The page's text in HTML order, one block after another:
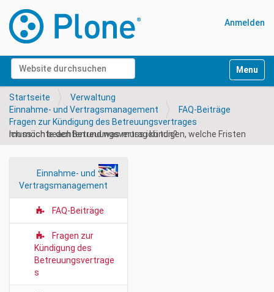
Website durchsuchen
Erweiterte Suche…
Anmelden
Startseite
Verwaltung
Einnahme- und Vertragsmanagement
FAQ-Beiträge
Fragen zur Kündigung des Betreuungsvertrages
Ich möchte den Betreuungsvertrag kündigen, welche Fristen muss ich beachten und was muss ich tun?
a
Einnahme- und
Vertragsmanagement
FAQ-Beiträge
Fragen zur
Kündigung des
Betreuungsvertrage
s